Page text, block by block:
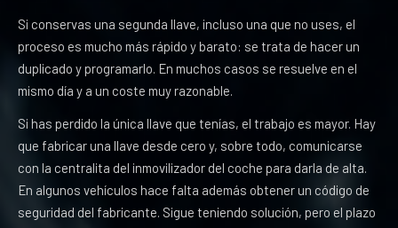
Si conservas una segunda llave, incluso una que no uses, el
proceso es mucho más rápido y barato: se trata de hacer un
duplicado y programarlo. En muchos casos se resuelve en el
mismo día y a un coste muy razonable.
Si has perdido la única llave que tenías, el trabajo es mayor. Hay
que fabricar una llave desde cero y, sobre todo, comunicarse
con la centralita del inmovilizador del coche para darla de alta.
En algunos vehículos hace falta además obtener un código de
seguridad del fabricante. Sigue teniendo solución, pero el plazo